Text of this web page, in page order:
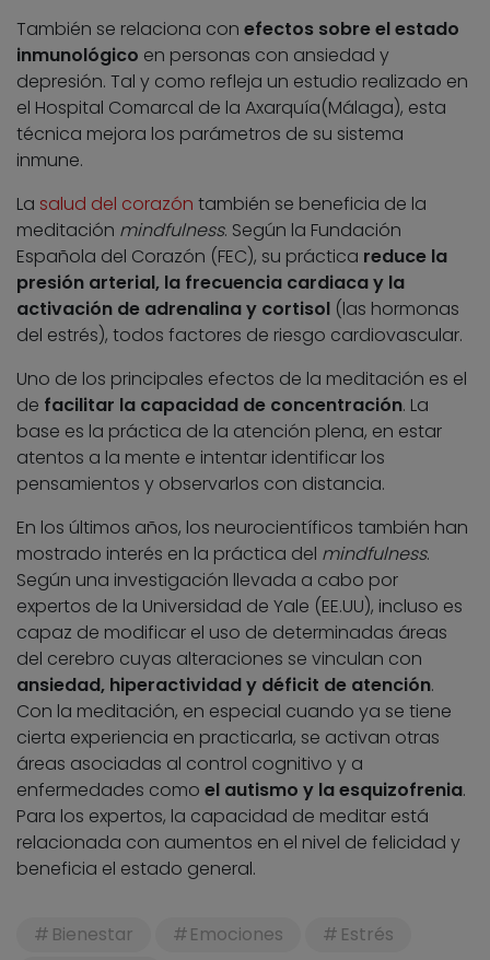
También se relaciona con efectos sobre el estado
inmunológico en personas con ansiedad y
depresión. Tal y como refleja un estudio realizado en
el Hospital Comarcal de la Axarquía(Málaga), esta
técnica mejora los parámetros de su sistema
inmune.
La salud del corazón también se beneficia de la
meditación mindfulness. Según la Fundación
Española del Corazón (FEC), su práctica reduce la
presión arterial, la frecuencia cardiaca y la
activación de adrenalina y cortisol (las hormonas
del estrés), todos factores de riesgo cardiovascular.
Uno de los principales efectos de la meditación es el
de facilitar la capacidad de concentración. La
base es la práctica de la atención plena, en estar
atentos a la mente e intentar identificar los
pensamientos y observarlos con distancia.
En los últimos años, los neurocientíficos también han
mostrado interés en la práctica del mindfulness.
Según una investigación llevada a cabo por
expertos de la Universidad de Yale (EE.UU), incluso es
capaz de modificar el uso de determinadas áreas
del cerebro cuyas alteraciones se vinculan con
ansiedad, hiperactividad y déficit de atención.
Con la meditación, en especial cuando ya se tiene
cierta experiencia en practicarla, se activan otras
áreas asociadas al control cognitivo y a
enfermedades como el autismo y la esquizofrenia.
Para los expertos, la capacidad de meditar está
relacionada con aumentos en el nivel de felicidad y
beneficia el estado general.
Bienestar Emociones
Estrés